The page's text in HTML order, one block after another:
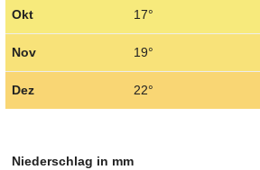
Okt 17°
Nov 19°
Dez 22°
Niederschlag in mm